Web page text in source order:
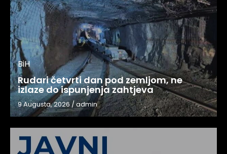
BiH
Rudari četvrti dan pod zemljom, ne
izlaze do ispunjenja zahtjeva
9 Augusta, 2026 / admin